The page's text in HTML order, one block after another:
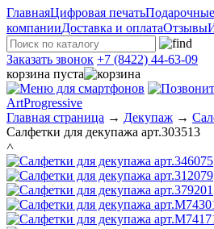
ГлавнаяЦифровая печать
компанииДоставка и оплатаОтзывы
Заказать звонок +7 (8422) 44-63-09
корзина пуста
ArtProgressive
Главная страница → Декупаж →
Салфетки для декупажа арт.303513
˄